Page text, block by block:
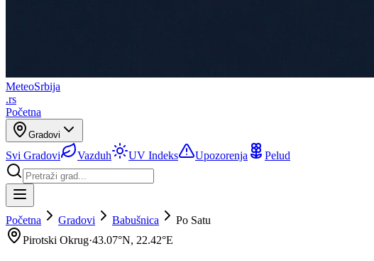
MeteoSrbija
.rs
Početna
Gradovi
Svi Gradovi Vazduh UV Indeks Upozorenja Pelud
Početna Gradovi Babušnica
Po Satu
Pirotski Okrug·43.07°N, 22.42°E